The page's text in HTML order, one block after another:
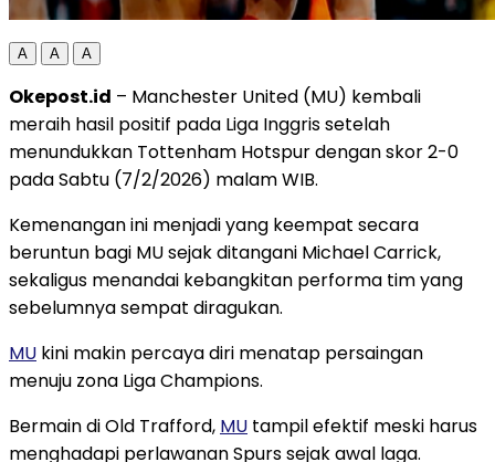
A A A
Okepost.id – Manchester United (MU) kembali
meraih hasil positif pada Liga Inggris setelah
menundukkan Tottenham Hotspur dengan skor 2-0
pada Sabtu (7/2/2026) malam WIB.
Kemenangan ini menjadi yang keempat secara
beruntun bagi MU sejak ditangani Michael Carrick,
sekaligus menandai kebangkitan performa tim yang
sebelumnya sempat diragukan.
MU kini makin percaya diri menatap persaingan
menuju zona Liga Champions.
Bermain di Old Trafford, MU tampil efektif meski harus
menghadapi perlawanan Spurs sejak awal laga.